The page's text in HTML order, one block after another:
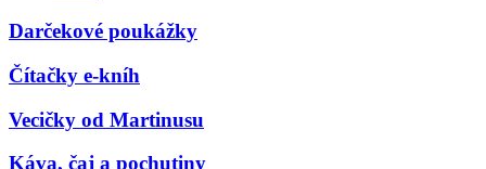
Darčekové poukážky
Čítačky e-kníh
Vecičky od Martinusu
Káva, čaj a pochutiny